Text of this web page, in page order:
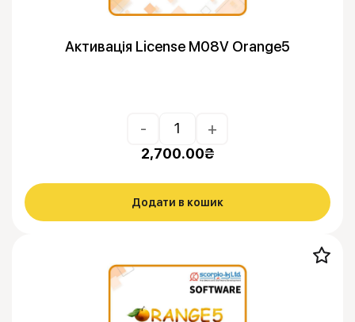
Активація License M08V Orange5
- +
2,700.00₴
Додати в кошик